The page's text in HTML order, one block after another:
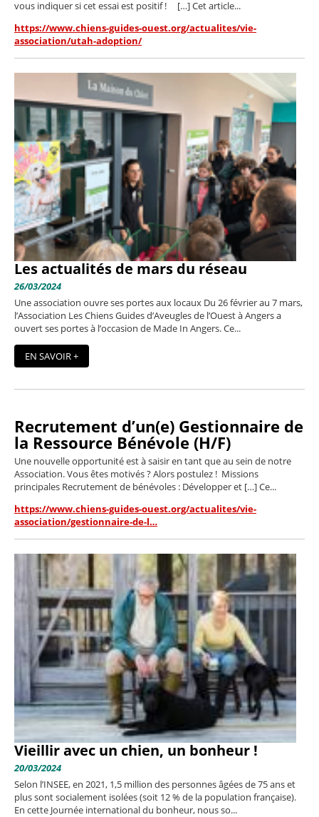
vous indiquer si cet essai est positif ! […] Cet article...
https://www.chiens-guides-ouest.org/actualites/vie-
association/utah-adoption/
Les actualités de mars du réseau
26/03/2024
Une association ouvre ses portes aux locaux Du 26 février au 7 mars,
l’Association Les Chiens Guides d’Aveugles de l’Ouest à Angers a
ouvert ses portes à l’occasion de Made In Angers. Ce...
EN SAVOIR +
Recrutement d’un(e) Gestionnaire de
la Ressource Bénévole (H/F)
Une nouvelle opportunité est à saisir en tant que au sein de notre
Association. Vous êtes motivés ? Alors postulez ! Missions
principales Recrutement de bénévoles : Développer et […] Ce...
https://www.chiens-guides-ouest.org/actualites/vie-
association/gestionnaire-de-l…
Vieillir avec un chien, un bonheur !
20/03/2024
Selon l’INSEE, en 2021, 1,5 million des personnes âgées de 75 ans et
plus sont socialement isolées (soit 12 % de la population française).
En cette Journée international du bonheur, nous so...